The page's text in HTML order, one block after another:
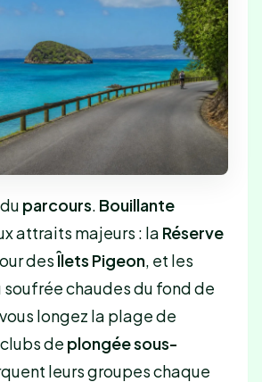
parcours. Bouillante
attraits majeurs : la Réserve
desÎlets Pigeon, et les
soufrée chaudes du fond de
longez la plage de
de plongée sous-
leurs groupes chaque